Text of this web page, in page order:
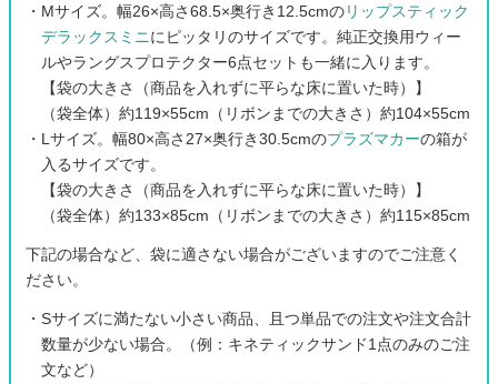
・Mサイズ。幅26×高さ68.5×奥行き12.5cmのリップスティック
デラックスミニにピッタリのサイズです。純正交換用ウィー
ルやラングスプロテクター6点セットも一緒に入ります。
【袋の大きさ（商品を入れずに平らな床に置いた時）】
（袋全体）約119×55cm（リボンまでの大きさ）約104×55cm
・Lサイズ。幅80×高さ27×奥行き30.5cmのプラズマカーの箱が
入るサイズです。
【袋の大きさ（商品を入れずに平らな床に置いた時）】
（袋全体）約133×85cm（リボンまでの大きさ）約115×85cm
下記の場合など、袋に適さない場合がございますのでご注意く
ださい。
・Sサイズに満たない小さい商品、且つ単品での注文や注文合計
数量が少ない場合。（例：キネティックサンド1点のみのご注
文など）